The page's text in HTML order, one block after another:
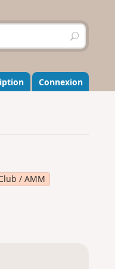
R
e
h
e
r
r
Connexion
/ AMM